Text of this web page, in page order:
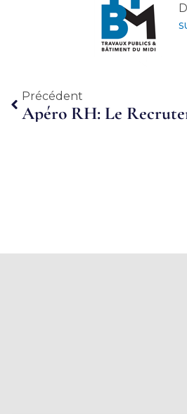
Précédent
Précédent
Apéro RH: Le